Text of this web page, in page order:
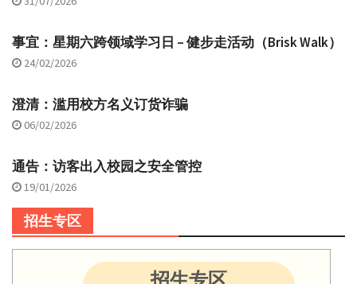
事宜：星期六跨领域学习日 – 健步走活动（Brisk Walk）
24/02/2026
澄清：滥用校方名义订货诈骗
06/02/2026
通告：访客出入校园之安全管控
19/01/2026
招生专区